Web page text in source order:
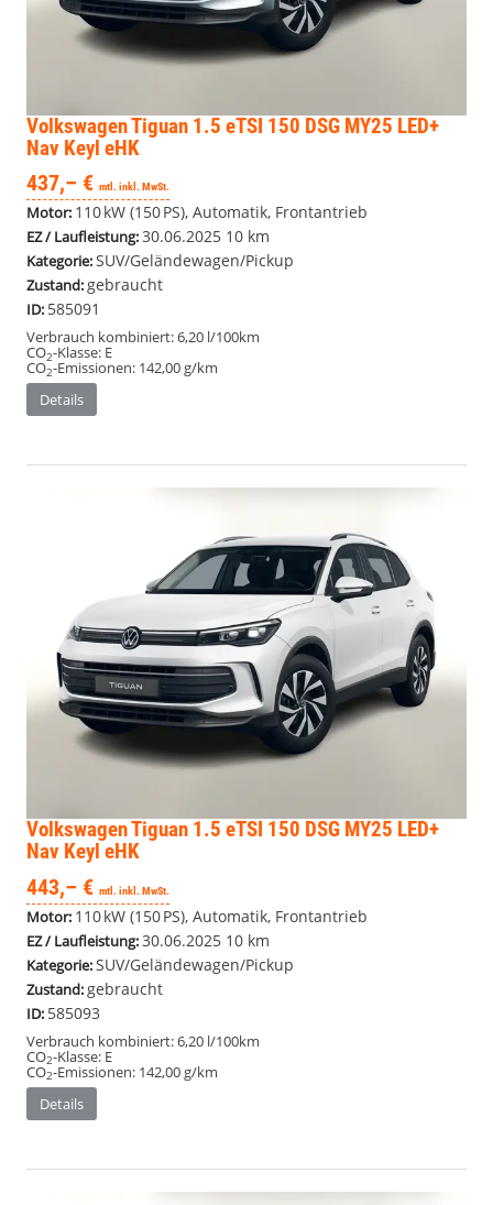
Volkswagen Tiguan 1.5 eTSI 150 DSG MY25 LED+
Nav Keyl eHK
437,– € mtl. inkl. MwSt.
Motor: 110 kW (150 PS), Automatik, Frontantrieb
EZ / Laufleistung:30.06.2025 10 km
Kategorie:SUV/Geländewagen/Pickup
Zustand:gebraucht
ID: 585091
Verbrauch kombiniert:6,20 l/100km
CO2-Klasse: E
CO2-Emissionen: 142,00 g/km
Details
Volkswagen Tiguan 1.5 eTSI 150 DSG MY25 LED+
Nav Keyl eHK
443,– € mtl. inkl. MwSt.
Motor: 110 kW (150 PS), Automatik, Frontantrieb
EZ / Laufleistung:30.06.2025 10 km
Kategorie:SUV/Geländewagen/Pickup
Zustand:gebraucht
ID: 585093
Verbrauch kombiniert:6,20 l/100km
CO2-Klasse: E
CO2-Emissionen: 142,00 g/km
Details